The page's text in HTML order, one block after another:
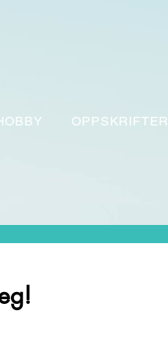
OPPSKRIFTER